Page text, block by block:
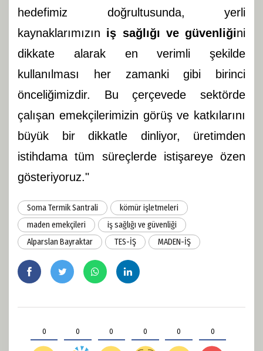
hedefimiz doğrultusunda, yerli
kaynaklarımızın iş sağlığı ve güvenliğini
dikkate alarak en verimli şekilde
kullanılması her zamanki gibi birinci
önceliğimizdir. Bu çerçevede sektörde
çalışan emekçilerimizin görüş ve katkılarını
büyük bir dikkatle dinliyor, üretimden
istihdama tüm süreçlerde istişareye özen
gösteriyoruz."
Soma Termik Santrali
kömür işletmeleri
maden emekçileri
iş sağlığı ve güvenliği
Alparslan Bayraktar
TES-İŞ MADEN-İŞ
0 0 0 0 0 0